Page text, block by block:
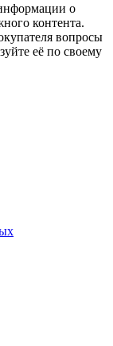
о
контента.
вопросы
её по своему